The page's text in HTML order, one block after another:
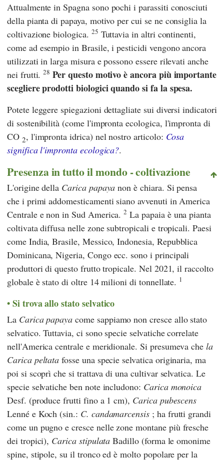
Attualmente in Spagna sono pochi i parassiti conosciuti
della pianta di papaya, motivo per cui se ne consiglia la
coltivazione biologica. 25 Tuttavia in altri continenti,
come ad esempio in Brasile, i pesticidi vengono ancora
utilizzati in larga misura e possono essere rilevati anche
nei frutti.28 Per questo motivo è ancora più importante
scegliere prodotti biologici quando si fa la spesa.
Potete leggere spiegazioni dettagliate sui diversi indicatori
di sostenibilità (come l'impronta ecologica, l'impronta di
CO 2, l'impronta idrica) nel nostro articolo: Cosa
significa l'impronta ecologica?.
Presenza in tutto il mondo - coltivazione
L'origine della Carica papaya non è chiara. Si pensa
che i primi addomesticamenti siano avvenuti in America
Centrale e non in Sud America.2 La papaia è una pianta
coltivata diffusa nelle zone subtropicali e tropicali. Paesi
come India, Brasile, Messico, Indonesia, Repubblica
Dominicana, Nigeria, Congo ecc. sono i principali
produttori di questo frutto tropicale. Nel 2021, il raccolto
globale è stato di oltre 14 milioni di tonnellate. 1
Si trova allo stato selvatico
La Carica papaya come sappiamo non cresce allo stato
selvatico. Tuttavia, ci sono specie selvatiche correlate
nell'America centrale e meridionale. Si presumeva chela
Carica peltata fosse una specie selvatica originaria, ma
poi si scoprì che si trattava di una cultivar selvatica. Le
specie selvatiche ben note includono: Carica monoica
Desf. (produce frutti fino a 1 cm), Carica pubescens
Lenné e Koch (sin.: C. candamarcensis ; ha frutti grandi
come un pugno e cresce nelle zone montane più fresche
dei tropici), Carica stipulata Badillo (forma le omonime
spine, stipole, su il tronco ed è molto popolare per la